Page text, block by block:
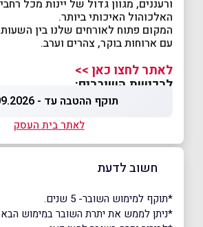
ורעננים, מגוון גדול של יינות מכל
האלכוהול האיכותי ביותר.
עם ארוחות בוקר, צהרים וערב.
לאתר לחצו כאן >>
לרכישת השוברים:
תוקף ההטבה עד - 08.09.2026
לאתר בית העסק
חשוב לדעת
*תוקף למימוש השובר- 5 שנים.
*ניתן לממש את יתרת השובר במימוש